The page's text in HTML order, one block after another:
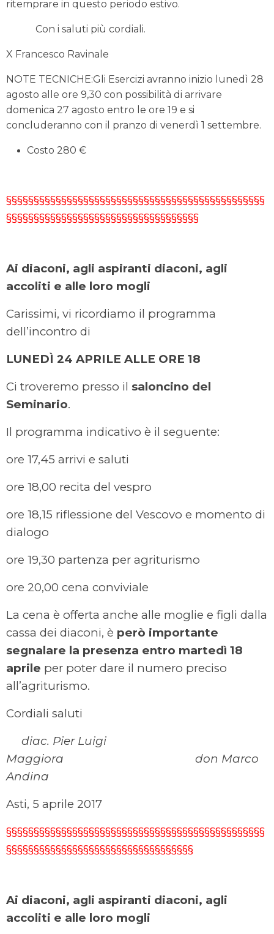
ritemprare in questo periodo estivo.
Con i saluti più cordiali.
X Francesco Ravinale
NOTE TECNICHE:Gli Esercizi avranno inizio lunedì 28
agosto alle ore 9,30 con possibilità di arrivare
domenica 27 agosto entro le ore 19 e si
concluderanno con il pranzo di venerdì 1 settembre.
Costo 280 €
§§§§§§§§§§§§§§§§§§§§§§§§§§§§§§§§§§§§§§§§§§§§§§§
§§§§§§§§§§§§§§§§§§§§§§§§§§§§§§§§§§§
Ai diaconi, agli aspiranti diaconi, agli
accoliti e alle loro mogli
Carissimi, vi ricordiamo il programma
dell’incontro di
LUNEDÌ 24 APRILE ALLE ORE 18
Ci troveremo presso il saloncino del
Seminario.
Il programma indicativo è il seguente:
ore 17,45 arrivi e saluti
ore 18,00 recita del vespro
ore 18,15 riflessione del Vescovo e momento di
dialogo
ore 19,30 partenza per agriturismo
ore 20,00 cena conviviale
La cena è offerta anche alle moglie e figli dalla
cassa dei diaconi, è però importante
segnalare la presenza entro martedì 18
aprile per poter dare il numero preciso
all’agriturismo.
Cordiali saluti
diac. Pier Luigi
Maggiora don Marco
Andina
Asti, 5 aprile 2017
§§§§§§§§§§§§§§§§§§§§§§§§§§§§§§§§§§§§§§§§§§§§§§§
§§§§§§§§§§§§§§§§§§§§§§§§§§§§§§§§§§
Ai diaconi, agli aspiranti diaconi, agli
accoliti e alle loro mogli